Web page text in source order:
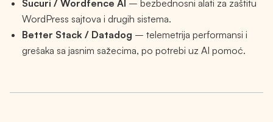
Sucuri / Wordfence AI – bezbednosni alati za zaštitu
WordPress sajtova i drugih sistema.
Better Stack / Datadog – telemetrija performansi i
grešaka sa jasnim sažecima, po potrebi uz AI pomoć.